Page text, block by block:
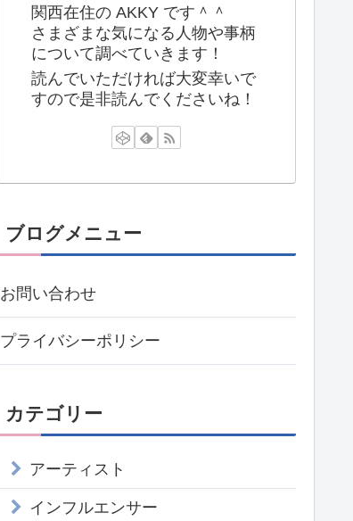
関西在住の AKKY です＾＾
さまざまな気になる人物や事柄
について調べていきます！
読んでいただければ大変幸いで
すので是非読んでくださいね！
ブログメニュー
お問い合わせ
プライバシーポリシー
カテゴリー
アーティスト
インフルエンサー